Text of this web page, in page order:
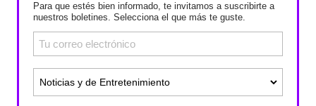
Para que estés bien informado, te invitamos a suscribirte a
nuestros boletines. Selecciona el que más te guste.